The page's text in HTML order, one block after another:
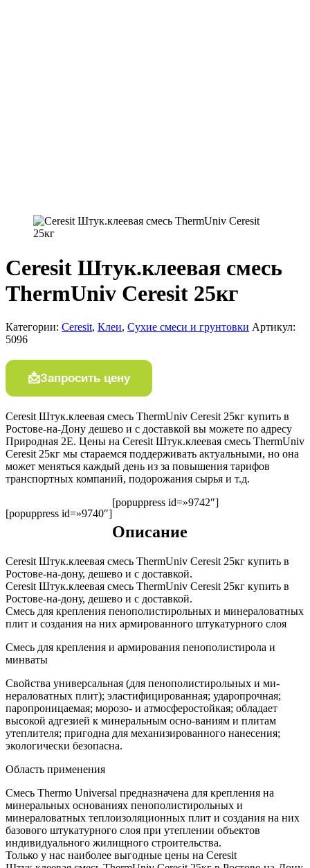
Ceresit Штук.клеевая смесь
ThermUniv Ceresit 25кг
Категории: Ceresit, Клеи, Сухие смеси и грунтовки Артикул:
5096
Запросить цену
Ceresit Штук.клеевая смесь ThermUniv Ceresit 25кг купить в
Ростове-на-Дону дешево и с доставкой вы можете по адресу
Природная 2Е. Цены на Ceresit Штук.клеевая смесь ThermUniv
Ceresit 25кг мы стараемся поддерживать актуальными, но она
может меняться каждый день из за повышения тарифов
транспортных компаний, подорожания сырья и т.д.
[popuppress id=»9740″]
[popuppress id=»9742″]
Описание
Ceresit Штук.клеевая смесь ThermUniv Ceresit 25кг купить в
Ростове-на-дону, дешево и с доставкой.
Ceresit Штук.клеевая смесь ThermUniv Ceresit 25кг купить в
Ростове-на-дону, дешево и с доставкой.
Смесь для крепления пенополистирольных и минераловатных
плит и создания на них армированного штукатурного слоя
Смесь для крепления и армирования пенополистирола и
минваты
Свойства универсальная (для пенополистирольных и ми-
нераловатных плит); эластифицированная; ударопрочная;
паропроницаемая; морозо- и атмосферостойкая; обладает
высокой адгезией к минеральным осно-ваниям и плитам
утеплителя; пригодна для механизированного нанесения;
экологически безопасна.
Область применения
Смесь Thermo Universal предназначена для крепления на
минеральных основаниях пенополистирольных и
минераловатных теплоизоляционных плит и создания на них
базового штукатурного слоя при утеплении объектов
индивидуального жилищного строительства.
Только у нас наиболее выгодные цены на Ceresit